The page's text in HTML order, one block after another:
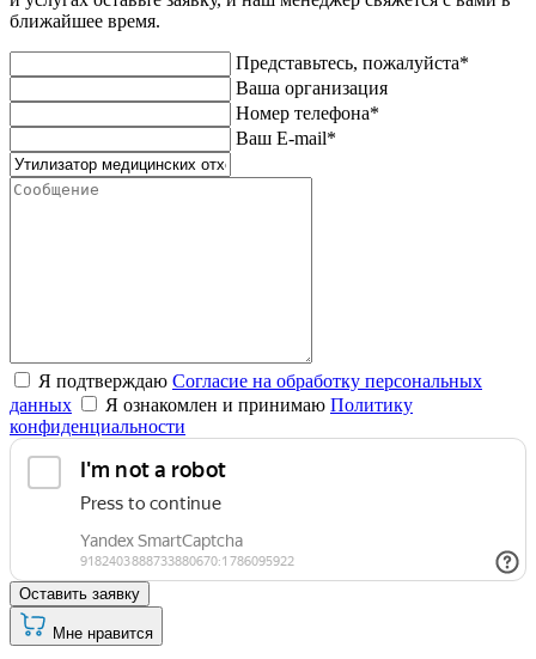
ближайшее время.
Представьтесь, пожалуйста*
Ваша организация
Номер телефона*
Ваш E-mail*
Я подтверждаю Согласие на обработку персональных
данных
Я ознакомлен и принимаю Политику
конфиденциальности
Оставить заявку
Мне нравится